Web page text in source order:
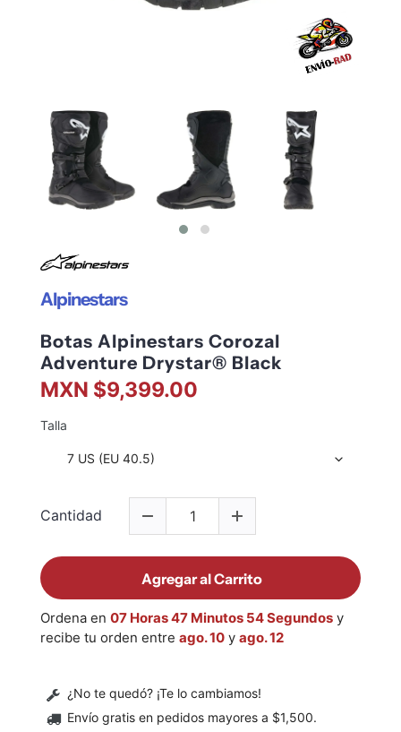
Alpinestars
Botas Alpinestars Corozal
Adventure Drystar® Black
MXN $9,399.00
Talla
Cantidad
Agregar al Carrito
Ordena en 07 Horas 47 Minutos 54 Segundos y
recibe tu orden entre ago. 10 y ago. 12
¿No te quedó? ¡Te lo cambiamos!
Envío gratis en pedidos mayores a $1,500.